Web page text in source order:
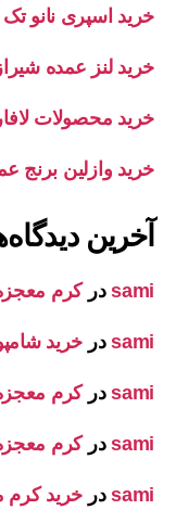
خرید اسپری نانو
خرید لنز عمده شیراز
خرید محصولات
خرید وازلین برنج
آخرین
samiدرکرم
samiدر خرید
samiدرکرم
samiدرکرم
samiدر خرید کرم